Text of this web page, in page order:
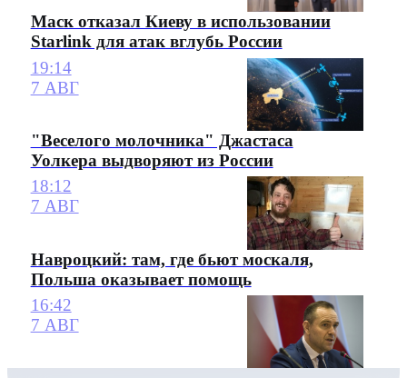
Маск отказал Киеву в использовании
Starlink для атак вглубь России
19:14
7 АВГ
"Веселого молочника" Джастаса
Уолкера выдворяют из России
18:12
7 АВГ
Навроцкий: там, где бьют москаля,
Польша оказывает помощь
16:42
7 АВГ